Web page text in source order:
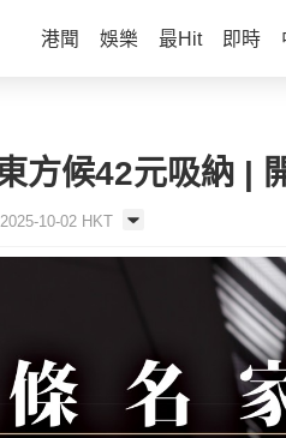
港聞 娛樂 最Hit 即時
方候42元吸納 |
10-02 HKT